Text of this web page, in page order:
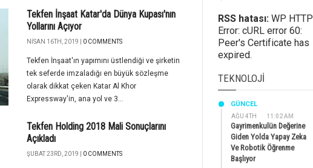
Tekfen İnşaat Katar'da Dünya Kupası'nın
Yollarını Açıyor
NISAN 16TH, 2019 | 0 COMMENTS
Tekfen İnşaat'ın yapımını üstlendiği ve şirketin
tek seferde imzaladığı en büyük sözleşme
olarak dikkat çeken Katar Al Khor
Expressway'in, ana yol ve 3...
Tekfen Holding 2018 Mali Sonuçlarını
Açıkladı
ŞUBAT 23RD, 2019 | 0 COMMENTS
RSS hatası: WP HTTP
Error: cURL error 60:
Peer's Certificate has
expired.
TEKNOLOJI
AĞU 4TH 11:02 AM
GÜNCEL
Gayrimenkulün Değerine
Giden Yolda Yapay Zeka
Ve Robotik Öğrenme
Başlıyor